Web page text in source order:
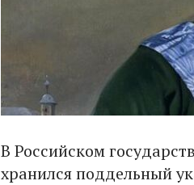
В Российском
хранился поддельный